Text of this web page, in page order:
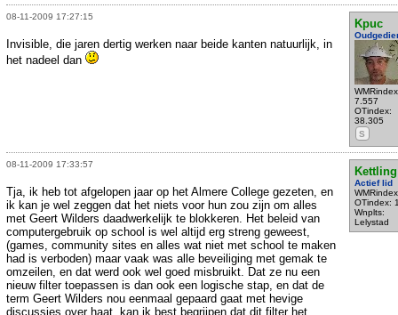
08-11-2009 17:27:15
Kpuc
7.557
OTindex:
38.305
S
Invisible, die jaren dertig werken naar beide kanten natuurlijk, in
het nadeel dan
08-11-2009 17:33:57
Kettling
Actief lid
OTindex:
Wnplts:
Lelystad
Tja, ik heb tot afgelopen jaar op het Almere College gezeten, en
ik kan je wel zeggen dat het niets voor hun zou zijn om alles
met Geert Wilders daadwerkelijk te blokkeren. Het beleid van
computergebruik op school is wel altijd erg streng geweest,
(games, community sites en alles wat niet met school te maken
had is verboden) maar vaak was alle beveiliging met gemak te
omzeilen, en dat werd ook wel goed misbruikt. Dat ze nu een
nieuw filter toepassen is dan ook een logische stap, en dat de
term Geert Wilders nou eenmaal gepaard gaat met hevige
discussies over haat, kan ik best begrijpen dat dit filter het